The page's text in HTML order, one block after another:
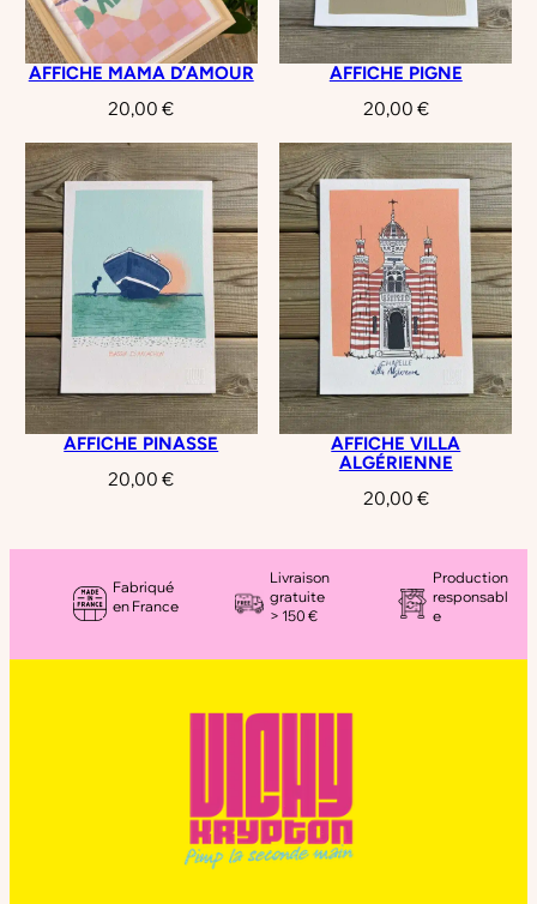
AFFICHE MAMA D’AMOUR
20,00€
AFFICHE PIGNE
20,00 €
AFFICHE PINASSE
20,00€
AFFICHE VILLA
ALGÉRIENNE
20,00 €
Fabriqué
en France
Livraison
gratuite
> 150 €
Production
responsabl
e